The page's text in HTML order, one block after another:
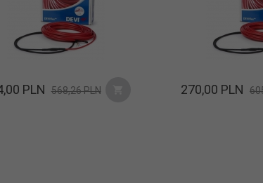
00 PLN 568,26 PLN 270,00 PLN